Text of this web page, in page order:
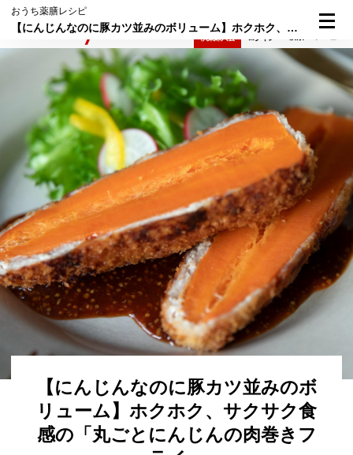
おうち薬膳レシピ
【にんじんなのに豚カツ並みのボリューム】ホクホク、サクサク食感の「丸ごとにんじんの肉巻きフライ」
【にんじんなのに豚カツ並みのボ
リューム】ホクホク、サクサク食
感の「丸ごとにんじんの肉巻きフ